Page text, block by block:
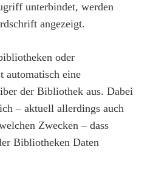
unterbindet, werden
angezeigt.
oder
automatisch eine
der Bibliothek aus. Dabei
– aktuell allerdings auch
Zwecken – dass
Bibliotheken Daten